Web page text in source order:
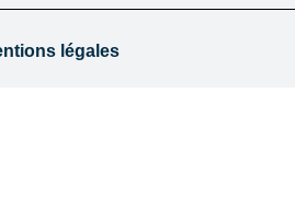
légales